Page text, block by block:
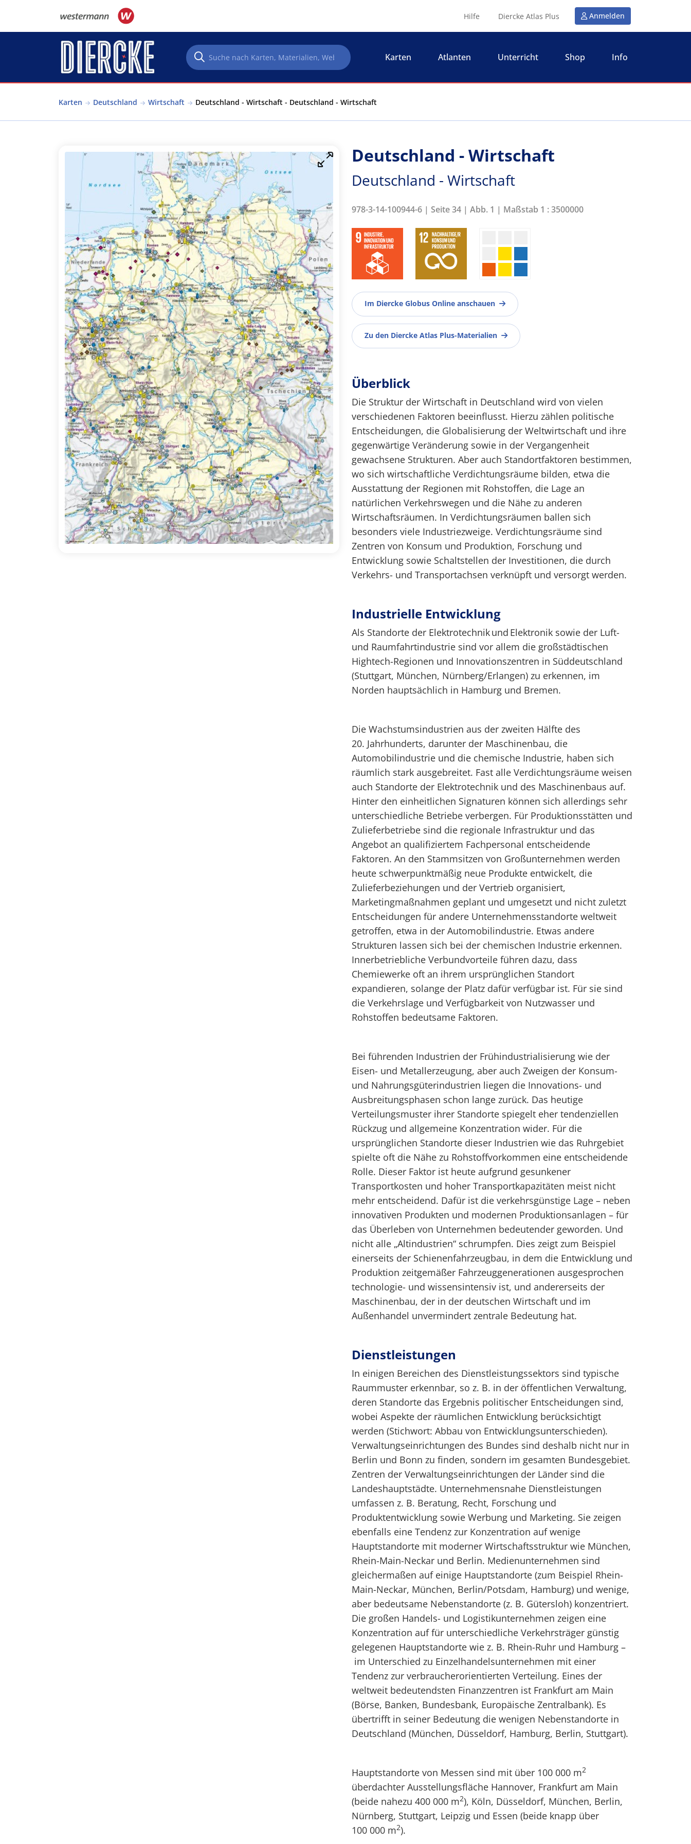
Hilfe Diercke Atlas Plus Anmelden
Karten Atlanten Unterricht Shop Info
Karten Deutschland Wirtschaft Deutschland - Wirtschaft - Deutschland - Wirtschaft
Deutschland - Wirtschaft
Deutschland - Wirtschaft
978-3-14-100944-6 | Seite 34 | Abb. 1 | Maßstab 1 : 3500000
Im Diercke Globus Online anschauen
Zu den Diercke Atlas Plus-Materialien
Überblick
Die Struktur der Wirtschaft in Deutschland wird von vielen
verschiedenen Faktoren beeinflusst. Hierzu zählen politische
Entscheidungen, die Globalisierung der Weltwirtschaft und ihre
gegenwärtige Veränderung sowie in der Vergangenheit
gewachsene Strukturen. Aber auch Standortfaktoren bestimmen,
wo sich wirtschaftliche Verdichtungsräume bilden, etwa die
Ausstattung der Regionen mit Rohstoffen, die Lage an
natürlichen Verkehrswegen und die Nähe zu anderen
Wirtschaftsräumen. In Verdichtungsräumen ballen sich
besonders viele Industriezweige. Verdichtungsräume sind
Zentren von Konsum und Produktion, Forschung und
Entwicklung sowie Schaltstellen der Investitionen, die durch
Verkehrs- und Transportachsen verknüpft und versorgt werden.
Industrielle Entwicklung
Als Standorte der Elektrotechnik und Elektronik sowie der Luft-
und Raumfahrtindustrie sind vor allem die großstädtischen
Hightech-Regionen und Innovationszentren in Süddeutschland
(Stuttgart, München, Nürnberg/Erlangen) zu erkennen, im
Norden hauptsächlich in Hamburg und Bremen.
Die Wachstumsindustrien aus der zweiten Hälfte des
20. Jahrhunderts, darunter der Maschinenbau, die
Automobilindustrie und die chemische Industrie, haben sich
räumlich stark ausgebreitet. Fast alle Verdichtungsräume weisen
auch Standorte der Elektrotechnik und des Maschinenbaus auf.
Hinter den einheitlichen Signaturen können sich allerdings sehr
unterschiedliche Betriebe verbergen. Für Produktionsstätten und
Zulieferbetriebe sind die regionale Infrastruktur und das
Angebot an qualifiziertem Fachpersonal entscheidende
Faktoren. An den Stammsitzen von Großunternehmen werden
heute schwerpunktmäßig neue Produkte entwickelt, die
Zulieferbeziehungen und der Vertrieb organisiert,
Marketingmaßnahmen geplant und umgesetzt und nicht zuletzt
Entscheidungen für andere Unternehmensstandorte weltweit
getroffen, etwa in der Automobilindustrie. Etwas andere
Strukturen lassen sich bei der chemischen Industrie erkennen.
Innerbetriebliche Verbundvorteile führen dazu, dass
Chemiewerke oft an ihrem ursprünglichen Standort
expandieren, solange der Platz dafür verfügbar ist. Für sie sind
die Verkehrslage und Verfügbarkeit von Nutzwasser und
Rohstoffen bedeutsame Faktoren.
Bei führenden Industrien der Frühindustrialisierung wie der
Eisen- und Metallerzeugung, aber auch Zweigen der Konsum-
und Nahrungsgüterindustrien liegen die Innovations- und
Ausbreitungsphasen schon lange zurück. Das heutige
Verteilungsmuster ihrer Standorte spiegelt eher tendenziellen
Rückzug und allgemeine Konzentration wider. Für die
ursprünglichen Standorte dieser Industrien wie das Ruhrgebiet
spielte oft die Nähe zu Rohstoffvorkommen eine entscheidende
Rolle. Dieser Faktor ist heute aufgrund gesunkener
Transportkosten und hoher Transportkapazitäten meist nicht
mehr entscheidend. Dafür ist die verkehrsgünstige Lage – neben
innovativen Produkten und modernen Produktionsanlagen – für
das Überleben von Unternehmen bedeutender geworden. Und
nicht alle „Altindustrien“ schrumpfen. Dies zeigt zum Beispiel
einerseits der Schienenfahrzeugbau, in dem die Entwicklung und
Produktion zeitgemäßer Fahrzeuggenerationen ausgesprochen
technologie- und wissensintensiv ist, und andererseits der
Maschinenbau, der in der deutschen Wirtschaft und im
Außenhandel unvermindert zentrale Bedeutung hat.
Dienstleistungen
In einigen Bereichen des Dienstleistungssektors sind typische
Raummuster erkennbar, so z. B. in der öffentlichen Verwaltung,
deren Standorte das Ergebnis politischer Entscheidungen sind,
wobei Aspekte der räumlichen Entwicklung berücksichtigt
werden (Stichwort: Abbau von Entwicklungsunterschieden).
Verwaltungseinrichtungen des Bundes sind deshalb nicht nur in
Berlin und Bonn zu finden, sondern im gesamten Bundesgebiet.
Zentren der Verwaltungseinrichtungen der Länder sind die
Landeshauptstädte. Unternehmensnahe Dienstleistungen
umfassen z. B. Beratung, Recht, Forschung und
Produktentwicklung sowie Werbung und Marketing. Sie zeigen
ebenfalls eine Tendenz zur Konzentration auf wenige
Hauptstandorte mit moderner Wirtschaftsstruktur wie München,
Rhein-Main-Neckar und Berlin. Medienunternehmen sind
gleichermaßen auf einige Hauptstandorte (zum Beispiel Rhein-
Main-Neckar, München, Berlin/Potsdam, Hamburg) und wenige,
aber bedeutsame Nebenstandorte (z. B. Gütersloh) konzentriert.
Die großen Handels- und Logistikunternehmen zeigen eine
Konzentration auf für unterschiedliche Verkehrsträger günstig
gelegenen Hauptstandorte wie z. B. Rhein-Ruhr und Hamburg –
im Unterschied zu Einzelhandelsunternehmen mit einer
Tendenz zur verbraucherorientierten Verteilung. Eines der
weltweit bedeutendsten Finanzzentren ist Frankfurt am Main
(Börse, Banken, Bundesbank, Europäische Zentralbank). Es
übertrifft in seiner Bedeutung die wenigen Nebenstandorte in
Deutschland (München, Düsseldorf, Hamburg, Berlin, Stuttgart).
Hauptstandorte von Messen sind mit über 100 000 m2
überdachter Ausstellungsfläche Hannover, Frankfurt am Main
(beide nahezu 400 000 m2), Köln, Düsseldorf, München, Berlin,
Nürnberg, Stuttgart, Leipzig und Essen (beide knapp über
100 000 m2).